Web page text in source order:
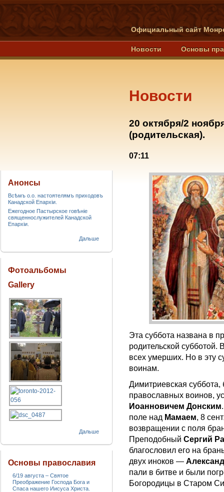
Официальный сайт
Новости Основы
Новости
20 октября/2
(родительская).
07:11
Эта суббота названа в
родительской субботой.
всех умерших. Но в эту
воинам.
Димитриевская
православных воинов,
Иоанновичем Донским
поле над Мамаем, 8
возвращении с поля
Преподобный Сергий
благословил его на
двух иноков —
пали в битве и были
Богородицы в Старом
Анонсы
Всѣмъ о.о. настоятелямъ приходовъ
Канадской Епархiи.
Ежегодное Пастырское говѣніе
священнослужителей Канадской
Епархіи.
Дальше
Фотоальбомы
Gallery
Дальше
Основы православия
6/19 августа – Святое
Преображение Господа Бога и
Спаса нашего Иисуса Христа.